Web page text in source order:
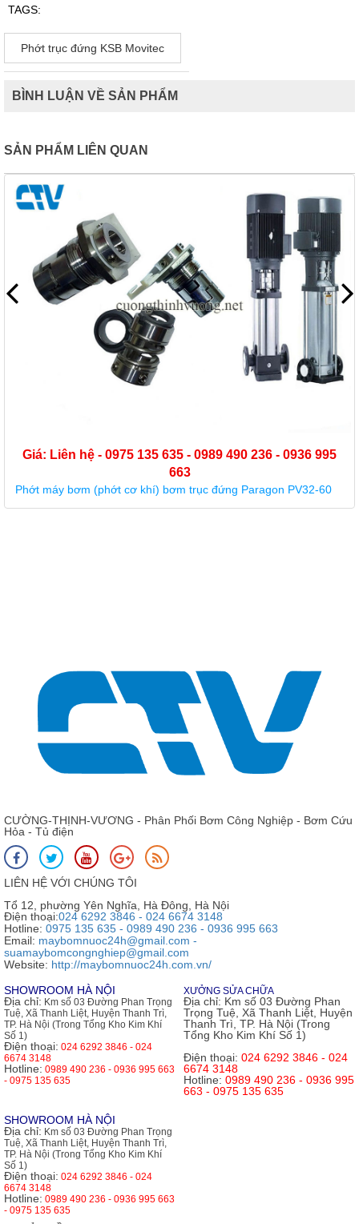
TAGS:
Phớt trục đứng KSB Movitec
BÌNH LUẬN VỀ SẢN PHẨM
SẢN PHẨM LIÊN QUAN
CƯỜNG-THỊNH-VƯƠNG - Phân Phối Bơm Công Nghiệp - Bơm Cứu
Hỏa - Tủ điện
LIÊN HỆ VỚI CHÚNG TÔI
Tổ 12, phường Yên Nghĩa, Hà Đông, Hà Nội
Điện thoại:024 6292 3846 - 024 6674 3148
Hotline: 0975 135 635 - 0989 490 236 - 0936 995 663
Email: maybomnuoc24h@gmail.com -
suamaybomcongnghiep@gmail.com
Website: http://maybomnuoc24h.com.vn/
SHOWROOM HÀ NỘI
Địa chỉ: Km số 03 Đường Phan Trọng
Tuệ, Xã Thanh Liệt, Huyện Thanh Trì,
TP. Hà Nội (Trong Tổng Kho Kim Khí
Số 1)
Điện thoại: 024 6292 3846 - 024
6674 3148
Hotline: 0989 490 236 - 0936 995 663
- 0975 135 635
XƯỞNG SỬA CHỮA
Địa chỉ: Km số 03 Đường Phan
Trọng Tuệ, Xã Thanh Liệt, Huyện
Thanh Trì, TP. Hà Nội (Trong
Tổng Kho Kim Khí Số 1)
Điện thoại: 024 6292 3846 - 024
6674 3148
Hotline: 0989 490 236 - 0936 995
663 - 0975 135 635
SHOWROOM HÀ NỘI
Địa chỉ: Km số 03 Đường Phan Trọng
Tuệ, Xã Thanh Liệt, Huyện Thanh Trì,
TP. Hà Nội (Trong Tổng Kho Kim Khí
Số 1)
Điện thoại: 024 6292 3846 - 024
6674 3148
Hotline: 0989 490 236 - 0936 995 663
- 0975 135 635